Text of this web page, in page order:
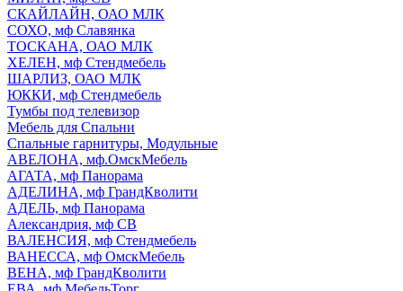
СКАЙЛАЙН, ОАО МЛК
СОХО, мф Славянка
ТОСКАНА, ОАО МЛК
ХЕЛЕН, мф Стендмебель
ШАРЛИЗ, ОАО МЛК
ЮККИ, мф Стендмебель
Тумбы под телевизор
Мебель для Спальни
Спальные гарнитуры, Модульные
АВЕЛОНА, мф.ОмскМебель
АГАТА, мф Панорама
АДЕЛИНА, мф ГрандКволити
АДЕЛЬ, мф Панорама
Александрия, мф СВ
ВАЛЕНСИЯ, мф Стендмебель
ВАНЕССА, мф ОмскМебель
ВЕНА, мф ГрандКволити